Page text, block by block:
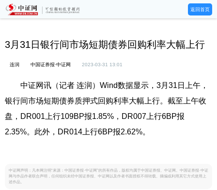
返回首页
3月31日银行间市场短期债券回购利率大幅上行
连润 中国证券报·中证网 2023-03-31 13:01
中证网讯（记者 连润）Wind数据显示，3月31日上午，
银行间市场短期债券质押式回购利率大幅上行。截至上午收
盘，DR001上行109BP报1.85%，DR007上行6BP报
2.35%。此外，DR014上行6BP报2.62%。
中证网声明：凡本网注明“来源：中国证券报·中证网”的所有作品，版权均属于中国证券报、中证网。中国证券报·中证
网与作品作者联合声明，任何组织未经中国证券报、中证网以及作者书面授权不得转载、摘编或利用其它方式使用上
述作品。